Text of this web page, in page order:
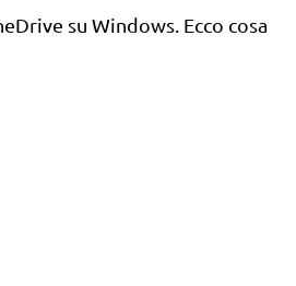
su Windows. Ecco cosa